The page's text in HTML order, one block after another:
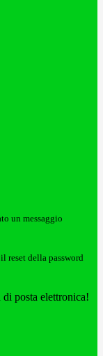
un messaggio
reset della password
posta elettronica!